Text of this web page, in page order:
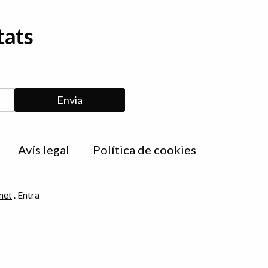
Avís legal Política de cookies
. Entra